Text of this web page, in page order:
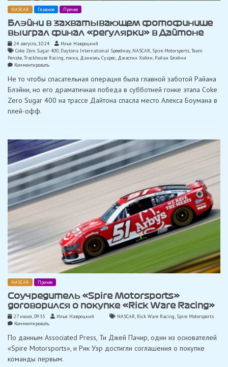
NASCAR Главное Прочее
Блэйни в захватывающем фотофинише
выиграл финал «регулярки» в Дайтоне
24 августа, 10:24
Илья Навроцкий
Coke Zero Sugar 400, Daytona International Speedway, NASCAR, Spire Motorsports,Team
Penske,Trackhouse Racing, гонка, Даниэль Суарес, Джастин Хэйли, Райан Блэйни
Комментироватьon
в
фотофинише
выиграл
Не то чтобы спасательная операция была главной заботой Райана
Блэйни, но его драматичная победа в субботней гонке этапа Coke
Zero Sugar 400 на трассе Дайтона спасла место Алекса Боумана в
плей-офф.
NASCAR Прочее
Соучредитель «Spire Motorsports»
договорился о покупке «Rick Ware Racing»
27 июня, 09:55 Илья Навроцкий NASCAR, Rick Ware Racing, Spire Motorsports
Комментироватьon
«Spire
договорился
о
По данным Associated Press, Ти Джей Пачир, один из основателей
«Spire Motorsports», и Рик Уэр достигли соглашения о покупке
команды первым.